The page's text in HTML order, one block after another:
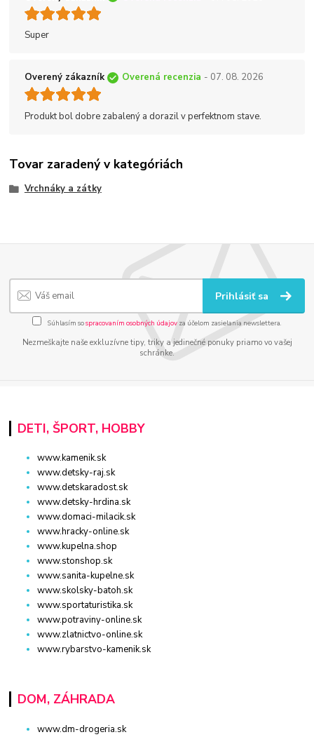
Super
Overený zákazník Overená recenzia - 07. 08. 2026
Produkt bol dobre zabalený a dorazil v perfektnom stave.
Tovar zaradený v kategóriách
Vrchnáky a zátky
Prihlásiť sa
Súhlasím sospracovaním osobných údajov za účelom zasielania newslettera.
Nezmeškajte naše exkluzívne tipy, triky a jedinečné ponuky priamo vo vašej
schránke.
DETI, ŠPORT, HOBBY
www.kamenik.sk
www.detsky-raj.sk
www.detskaradost.sk
www.detsky-hrdina.sk
www.domaci-milacik.sk
www.hracky-online.sk
www.kupelna.shop
www.stonshop.sk
www.sanita-kupelne.sk
www.skolsky-batoh.sk
www.sportaturistika.sk
www.potraviny-online.sk
www.zlatnictvo-online.sk
www.rybarstvo-kamenik.sk
DOM, ZÁHRADA
www.dm-drogeria.sk